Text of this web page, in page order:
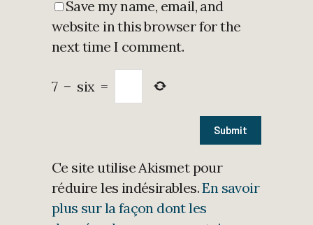
Save my name, email, and
website in this browser for the
next time I comment.
7 − six =
Ce site utilise Akismet pour
réduire les indésirables.En savoir
plus sur la façon dont les